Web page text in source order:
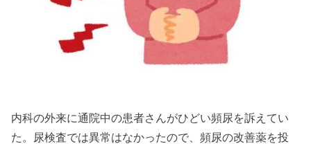
内科の外来に通院中の患者さんがひどい頻尿を訴えてい
た。尿検査では異常はなかったので、頻尿の改善薬を投